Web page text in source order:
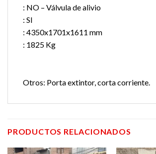
: NO – Válvula de alivio
: SI
: 4350x1701x1611 mm
: 1825 Kg
Otros: Porta extintor, corta corriente.
PRODUCTOS RELACIONADOS